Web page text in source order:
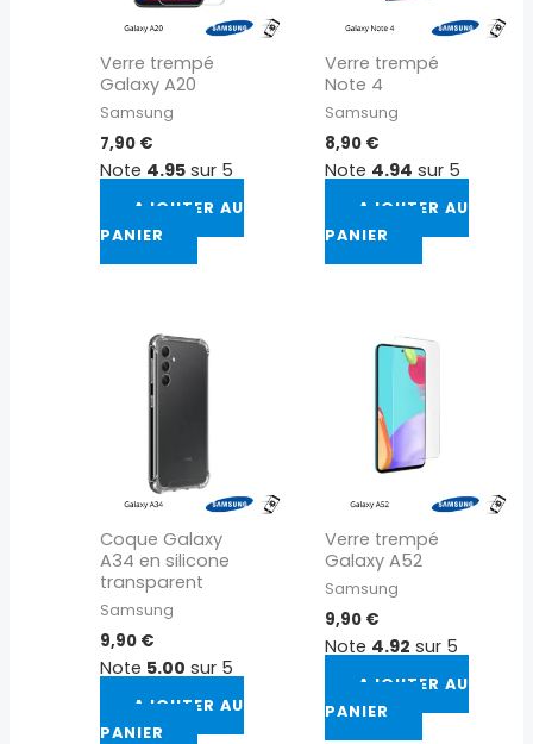
Verre trempé
Galaxy A20
Samsung
7,90 €
Note 4.95sur 5
AJOUTER AU
PANIER
Verre trempé
Note 4
Samsung
8,90 €
Note 4.94 sur 5
AJOUTER AU
PANIER
Coque Galaxy
A34 en silicone
transparent
Samsung
9,90 €
Note 5.00 sur 5
AJOUTER AU
PANIER
Verre trempé
Galaxy A52
Samsung
9,90 €
Note 4.92 sur 5
AJOUTER AU
PANIER